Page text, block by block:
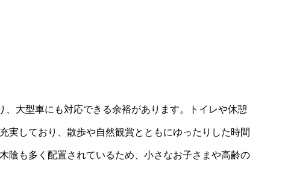
大型車にも対応できる余裕があります。トイレや休憩
実しており、散歩や自然観賞とともにゆったりした時間
陰も多く配置されているため、小さなお子さまや高齢の